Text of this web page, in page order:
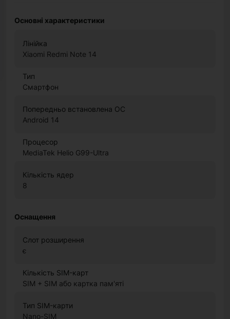
Основні характеристики
Лінійка
Xiaomi Redmi Note 14
Тип
Смартфон
Попередньо встановлена ОС
Android 14
Процесор
MediaTek Helio G99-Ultra
Кількість ядер
8
Оснащення
Слот розширення
є
Кількість SIM-карт
SIM + SIM або картка пам'яті
Тип SIM-карти
Nano-SIM